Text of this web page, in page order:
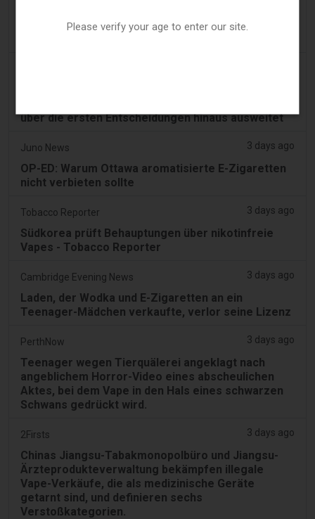
Vape Station bietet Lost Mary 15.000 Puffs in den
über die ersten Entscheidungen hinaus ausweitet
Juno News 3 days ago
OP-ED: Warum Ottawa aromatisierte E-Zigaretten
nicht verbieten sollte
Tobacco Reporter 3 days ago
Südkorea prüft Behauptungen über nikotinfreie
Vapes - Tobacco Reporter
Cambridge Evening News 3 days ago
Laden, der Wodka und E-Zigaretten an ein
Teenager-Mädchen verkaufte, verlor seine Lizenz
PerthNow 3 days ago
Teenager wegen Tierquälerei angeklagt nach
angeblichem Horror-Video eines abscheulichen
Aktes, bei dem Vape in den Hals eines schwarzen
Schwans gedrückt wird.
2Firsts 3 days ago
Chinas Jiangsu-Tabakmonopolbüro und Jiangsu-
Ärzteprodukteverwaltung bekämpfen illegale
Vape-Verkäufe, die als medizinische Geräte
getarnt sind, und definieren sechs
Verstoßkategorien.
Please verify your age to enter our site.